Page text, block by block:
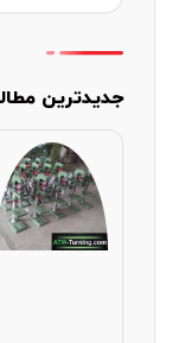
جدیدترین